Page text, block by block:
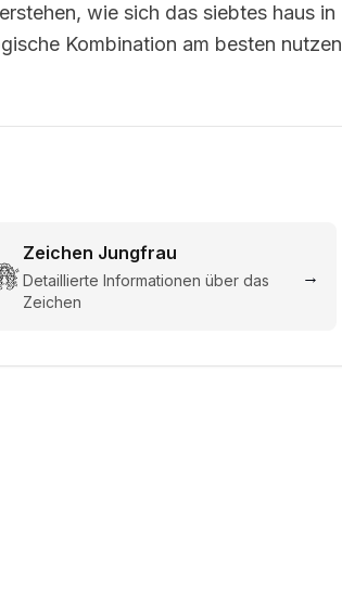
wie sich das siebtes haus in
Kombination am besten nutzen
Zeichen Jungfrau
Detaillierte Informationen über das
Zeichen
→